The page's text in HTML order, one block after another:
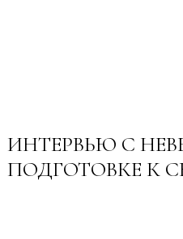
ИНТЕРВЬЮ С
ПОДГОТОВКЕ К